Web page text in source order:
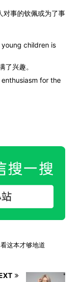
对事的钦佩或为了事
children is
了兴趣。
for the
这本才够地道